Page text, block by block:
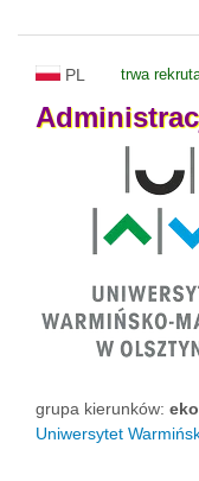
PL trwa
grupa kierunków:
Uniwersytet